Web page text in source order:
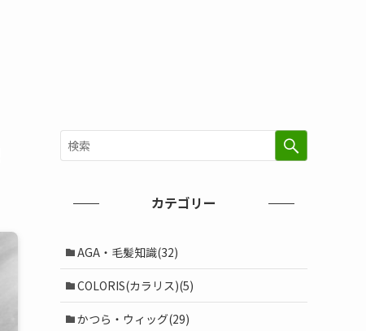
カテゴリー
AGA・毛髪知識(32)
COLORIS(カラリス)(5)
かつら・ウィッグ(29)